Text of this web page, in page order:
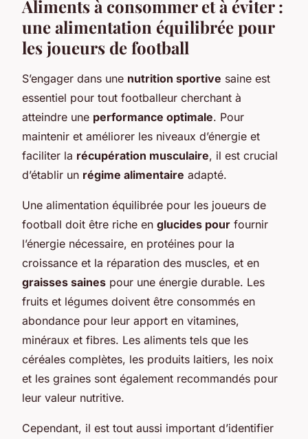
Aliments à consommer et à éviter :
une alimentation équilibrée pour
les joueurs de football
S’engager dans une nutrition sportive saine est
essentiel pour tout footballeur cherchant à
atteindre une performance optimale. Pour
maintenir et améliorer les niveaux d’énergie et
faciliter la récupération musculaire, il est crucial
d’établir un régime alimentaire adapté.
Une alimentation équilibrée pour les joueurs de
football doit être riche en glucides pour fournir
l’énergie nécessaire, en protéines pour la
croissance et la réparation des muscles, et en
graisses saines pour une énergie durable. Les
fruits et légumes doivent être consommés en
abondance pour leur apport en vitamines,
minéraux et fibres. Les aliments tels que les
céréales complètes, les produits laitiers, les noix
et les graines sont également recommandés pour
leur valeur nutritive.
Cependant, il est tout aussi important d’identifier